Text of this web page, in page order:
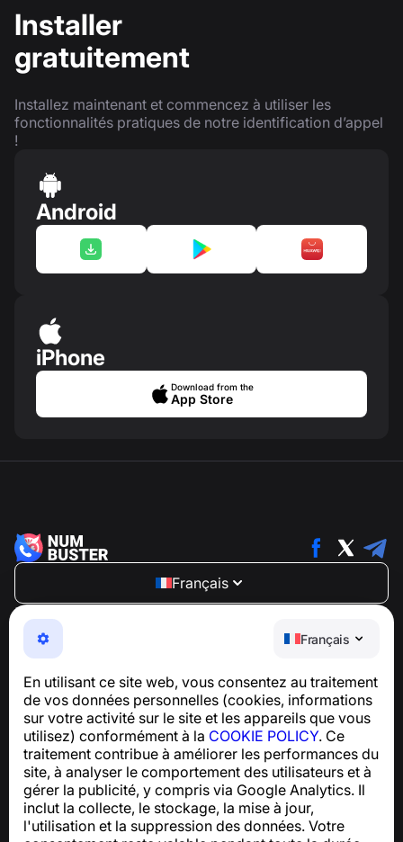
Français
En utilisant ce site web, vous consentez au traitement
de vos données personnelles (cookies, informations
sur votre activité sur le site et les appareils que vous
utilisez) conformément à la COOKIE POLICY. Ce
traitement contribue à améliorer les performances du
site, à analyser le comportement des utilisateurs et à
gérer la publicité, y compris via Google Analytics. Il
inclut la collecte, le stockage, la mise à jour,
l'utilisation et la suppression des données. Votre
Installer
gratuitement
Installez maintenant et commencez à utiliser les
fonctionnalités pratiques de notre identification d’appel
!
Android
iPhone
Download from the
App Store
Français
NumBuster © 2013—2026 ·
Une application facile à utiliser qui vous protège contre
les arnaques téléphoniques, le spam et les messages
Pour toute question concernant la conformité au RGPD :
support@numbuster.com
Centre d’aide
Actualités et articles
À propos du projet
Contacts